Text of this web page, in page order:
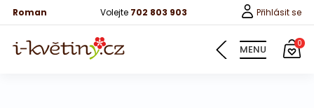
Roman Volejte 702 803 903 Přihlásit se
MENU 0